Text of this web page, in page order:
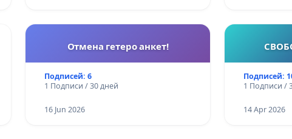
Отмена гетеро анкет!
Подписей: 6
1 Подписи / 30 дней
16 Jun 2026
Подписей:
1 Подписи /
14 Apr 2026